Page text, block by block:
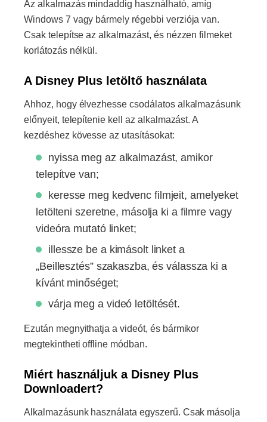
Az alkalmazás mindaddig használható, amíg
Windows 7 vagy bármely régebbi verziója van.
Csak telepítse az alkalmazást, és nézzen filmeket
korlátozás nélkül.
A Disney Plus letöltő használata
Ahhoz, hogy élvezhesse csodálatos alkalmazásunk
előnyeit, telepítenie kell az alkalmazást. A
kezdéshez kövesse az utasításokat:
nyissa meg az alkalmazást, amikor
telepítve van;
keresse meg kedvenc filmjeit, amelyeket
letölteni szeretne, másolja ki a filmre vagy
videóra mutató linket;
illessze be a kimásolt linket a
„Beillesztés” szakaszba, és válassza ki a
kívánt minőséget;
várja meg a videó letöltését.
Ezután megnyithatja a videót, és bármikor
megtekintheti offline módban.
Miért használjuk a Disney Plus
Downloadert?
Alkalmazásunk használata egyszerű. Csak másolja